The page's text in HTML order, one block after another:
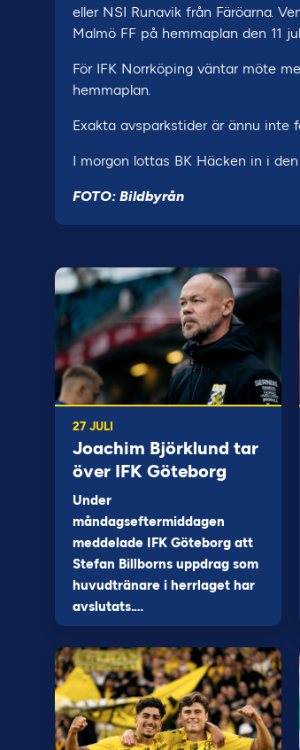
eller NSI Runavik från Färöarna.
Malmö FF på hemmaplan den 11
För IFK Norrköping väntar möte
hemmaplan.
Exakta avsparkstider är ännu inte
I morgon lottas BK Häcken in i
FOTO: Bildbyrån
27 JULI
Joachim Björklund tar
över IFK Göteborg
Under
måndagseftermiddagen
meddelade IFK Göteborg att
Stefan Billborns uppdrag som
huvudtränare i herrlaget har
avslutats.…